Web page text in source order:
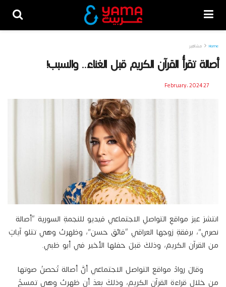
Home مشاهير
أصالة تقرأُ القرآن الكريم قبل الغناء.. والسبب!
27 February، 2024
انتشرَ عبرَ مواقعِ التواصلِ الاجتماعي فيديو للنجمةِ السورية “أصالة
نصري”، برفقةِ زوجها العراقي “فائق حسن”، وظهرتْ وهي تتلو آياتٍ
من القرآن الكريم، وذلكَ قبلَ حفلها الأخير في أبو ظبي.
وقالَ روادْ مواقع التواصل الاجتماعي أنَّ أصالة تُحصنُ صوتها
من خلالِ قراءة القرآن الكريم، وذلكَ بعدَ أن ظهرتْ وهي تمسحُ